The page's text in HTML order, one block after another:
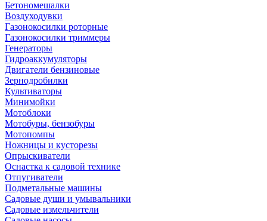
Бетономешалки
Воздуходувки
Газонокосилки роторные
Газонокосилки триммеры
Генераторы
Гидроаккумуляторы
Двигатели бензиновые
Зернодробилки
Культиваторы
Минимойки
Мотоблоки
Мотобуры, бензобуры
Мотопомпы
Ножницы и кусторезы
Опрыскиватели
Оснастка к садовой технике
Отпугиватели
Подметальные машины
Садовые души и умывальники
Садовые измельчители